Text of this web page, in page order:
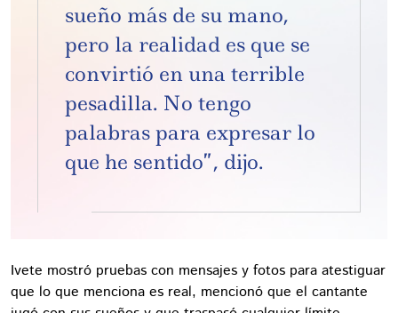
sueño más de su mano,
pero la realidad es que se
convirtió en una terrible
pesadilla. No tengo
palabras para expresar lo
que he sentido”, dijo.
Ivete mostró pruebas con mensajes y fotos para atestiguar
que lo que menciona es real, mencionó que el cantante